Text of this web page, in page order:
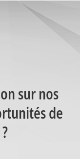
sur nos
de